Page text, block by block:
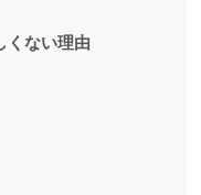
くない理由